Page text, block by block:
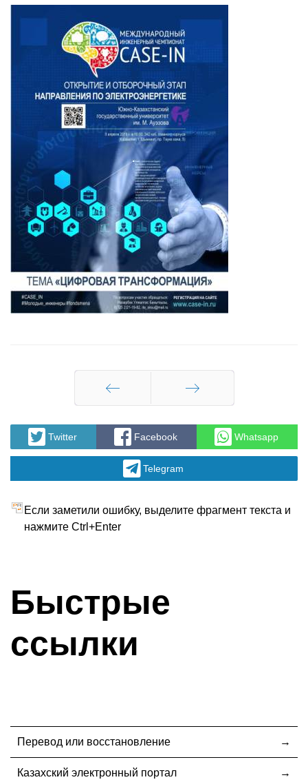
Назад Вперед
Twitter Facebook Whatsapp
Telegram
Если заметили ошибку, выделите фрагмент текста и
нажмите Ctrl+Enter
Быстрые
ссылки
Перевод или восстановление
Казахский электронный портал